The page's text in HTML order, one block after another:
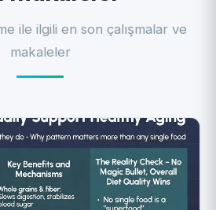
ile ilgili en son çalışmalar ve
makaleler